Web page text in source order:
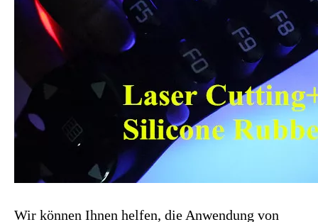
Wir können Ihnen helfen, die Anwendung von
Epoxidkronen in die Konstruktion und
Herstellung von kundenspezifischen
Silikonkautschukschaltern einzubeziehen.
Gummitastaturen angewendet werden, um der